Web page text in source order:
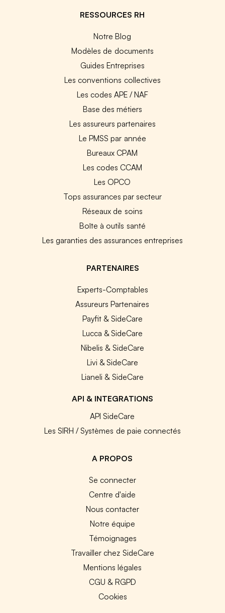
RESSOURCES RH
Notre Blog
Modèles de documents
Guides Entreprises
Les conventions collectives
Les codes APE / NAF
Base des métiers
Les assureurs partenaires
Le PMSS par année
Bureaux CPAM
Les codes CCAM
Les OPCO
Tops assurances par secteur
Réseaux de soins
Boîte à outils santé
Les garanties des assurances entreprises
PARTENAIRES
Experts-Comptables
Assureurs Partenaires
Payfit & SideCare
Lucca & SideCare
Nibelis & SideCare
Livi & SideCare
Lianeli & SideCare
API & INTEGRATIONS
API SideCare
Les SIRH / Systèmes de paie connectés
A PROPOS
Se connecter
Centre d'aide
Nous contacter
Notre équipe
Témoignages
Travailler chez SideCare
Mentions légales
CGU & RGPD
Cookies